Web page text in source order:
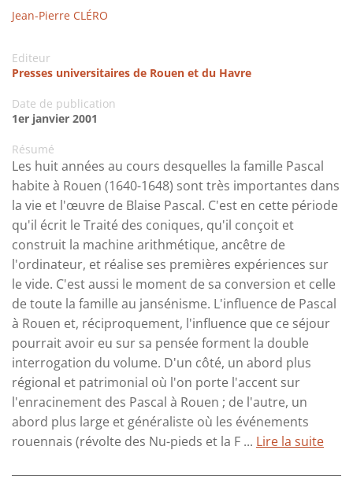
Jean-Pierre CLÉRO
Editeur
Presses universitaires de Rouen et du Havre
Date de publication
1er janvier 2001
Résumé
Les huit années au cours desquelles la famille Pascal
habite à Rouen (1640-1648) sont très importantes dans
la vie et l'œuvre de Blaise Pascal. C'est en cette période
qu'il écrit le Traité des coniques, qu'il conçoit et
construit la machine arithmétique, ancêtre de
l'ordinateur, et réalise ses premières expériences sur
le vide. C'est aussi le moment de sa conversion et celle
de toute la famille au jansénisme. L'influence de Pascal
à Rouen et, réciproquement, l'influence que ce séjour
pourrait avoir eu sur sa pensée forment la double
interrogation du volume. D'un côté, un abord plus
régional et patrimonial où l'on porte l'accent sur
l'enracinement des Pascal à Rouen ; de l'autre, un
abord plus large et généraliste où les événements
rouennais (révolte des Nu-pieds et la F ... Lire la suite